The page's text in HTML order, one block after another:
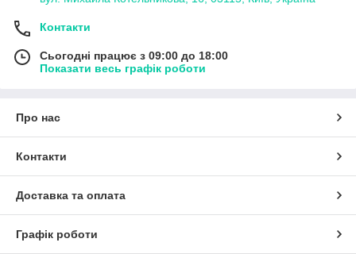
Контакти
Сьогодні працює з 09:00 до 18:00
Показати весь графік роботи
Про нас
Контакти
Доставка та оплата
Графік роботи